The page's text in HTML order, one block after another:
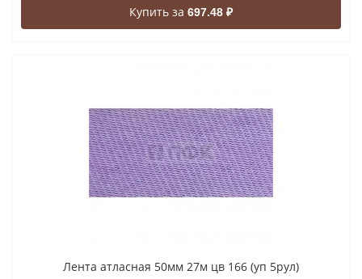
Купить за 697.48 ₽
Лента атласная 50мм 27м цв 166 (уп 5рул)